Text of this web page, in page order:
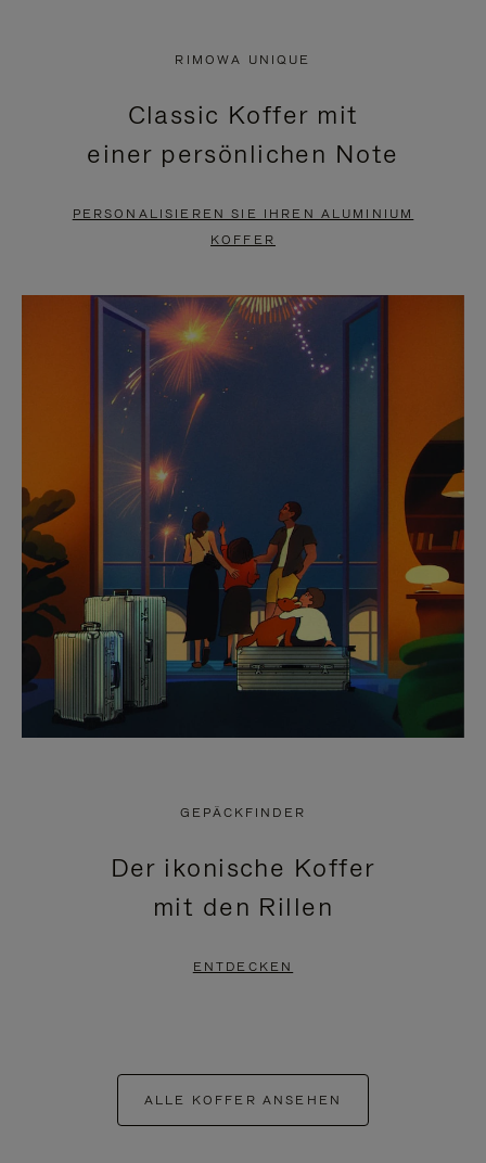
PAUSIERT,
BITTE
DRÜCKEN
ANZUHALTEN
KLICKEN
SIE
ZUM
AUFHEBEN
STUMMSCHALTUNG
RIMOWA UNIQUE
Classic Koffer mit
einer persönlichen Note
PERSONALISIEREN SIE IHREN ALUMINIUM
KOFFER
GEPÄCKFINDER
Der ikonische Koffer
mit den Rillen
ENTDECKEN
ALLE KOFFER ANSEHEN